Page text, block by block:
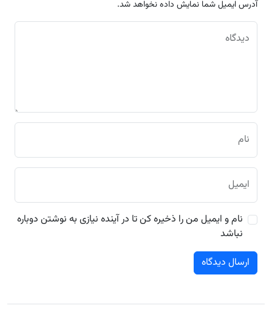
آدرس ایمیل شما نمایش داده نخواهد شد.
دیدگاه
نام
ایمیل
نام و ایمیل من را ذخیره کن تا در آینده نیازی به نوشتن دوباره
نباشد